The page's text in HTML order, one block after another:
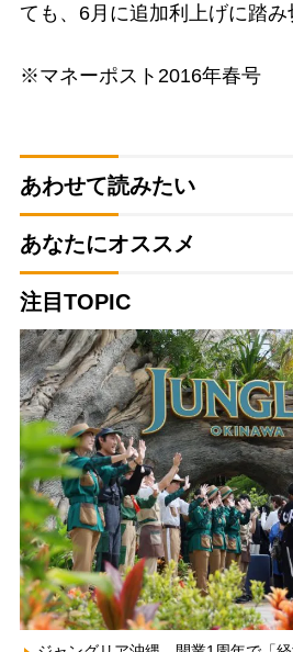
ても、6月に追加利上げに踏み
※マネーポスト2016年春号
あわせて読みたい
あなたにオススメ
注目TOPIC